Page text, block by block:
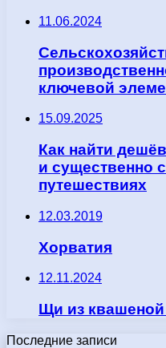
11.06.2024
ключевой
15.09.2025
Как найти
и существенно
путешествиях
12.03.2019
Хорватия
12.11.2024
Щи из квашеной
Последние записи